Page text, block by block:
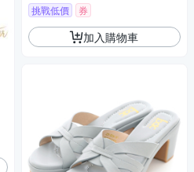
挑戰低價 券
加入購物車